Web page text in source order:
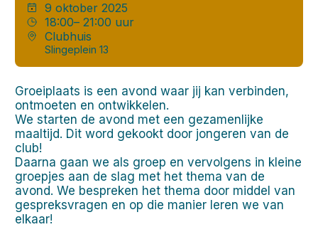
9 oktober 2025
18:00– 21:00 uur
Clubhuis
Slingeplein 13
Groeiplaats is een avond waar jij kan verbinden,
ontmoeten en ontwikkelen.
We starten de avond met een gezamenlijke
maaltijd. Dit word gekookt door jongeren van de
club!
Daarna gaan we als groep en vervolgens in kleine
groepjes aan de slag met het thema van de
avond. We bespreken het thema door middel van
gespreksvragen en op die manier leren we van
elkaar!